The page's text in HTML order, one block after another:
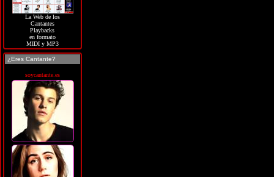
La Web de los
Cantantes
Playbacks
en formato
MIDI y MP3
¿Eres Cantante?
soycantante.es